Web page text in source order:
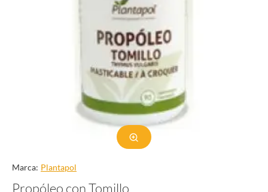
Marca: Plantapol
Propóleo con Tomillo